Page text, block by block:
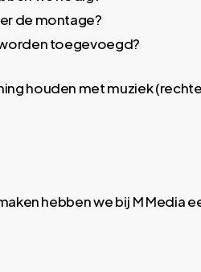
de montage?
toegevoegd?
houden met muziek
hebben we bij M Media